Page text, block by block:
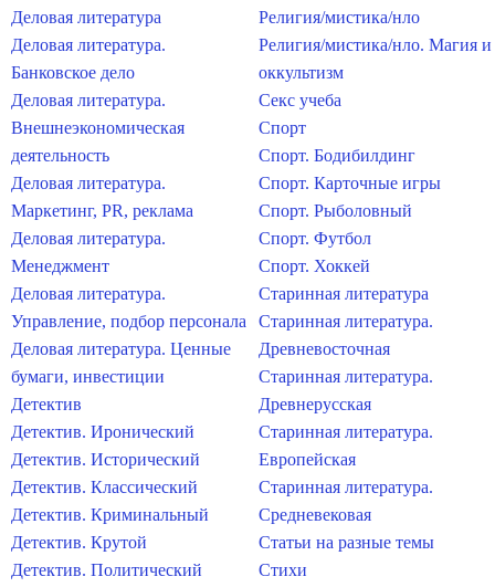
Деловая литература
Деловая литература.
Банковское дело
Деловая литература.
Внешнеэкономическая
деятельность
Деловая литература.
Маркетинг, PR, реклама
Деловая литература.
Менеджмент
Деловая литература.
Управление, подбор персонала
Деловая литература. Ценные
бумаги, инвестиции
Детектив
Детектив. Иронический
Детектив. Исторический
Детектив. Классический
Детектив. Криминальный
Детектив. Крутой
Детектив. Политический
Религия/мистика/нло
Религия/мистика/нло. Магия и
оккультизм
Секс учеба
Спорт
Спорт. Бодибилдинг
Спорт. Карточные игры
Спорт. Рыболовный
Спорт. Футбол
Спорт. Хоккей
Старинная литература
Старинная литература.
Древневосточная
Старинная литература.
Древнерусская
Старинная литература.
Европейская
Старинная литература.
Средневековая
Статьи на разные темы
Стихи